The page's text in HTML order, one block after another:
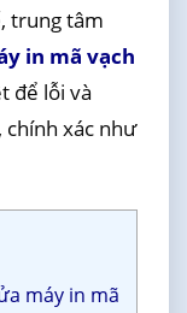
trung tâm
in mã vạch
để lỗi và
xác như
máy in mã